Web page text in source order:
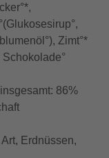
Zimt°*
86%
Erdnüssen,